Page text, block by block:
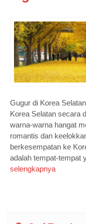
Gugur di Korea
Korea Selatan secara
warna-warna hangat
romantis dan
berkesempatan ke
adalah tempat-tempat
selengkapnya